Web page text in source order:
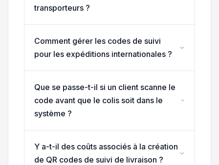
transporteurs ?
Comment gérer les codes de suivi
pour les expéditions internationales ?
Que se passe-t-il si un client scanne le
code avant que le colis soit dans le
système ?
Y a-t-il des coûts associés à la création
de QR codes de suivi de livraison ?